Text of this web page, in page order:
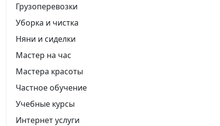
Грузоперевозки
Уборка и чистка
Няни и сиделки
Мастер на час
Мастера красоты
Частное обучение
Учебные курсы
Интернет услуги